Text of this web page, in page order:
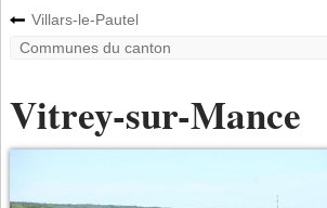
Villars-le-Pautel
Vitrey-sur-Mance